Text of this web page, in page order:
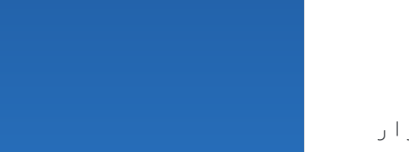
ہوں گے، جن میں 3 لاکھ 80 ہزار